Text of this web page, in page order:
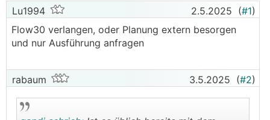
Lu1994 2.5.2025 (#1)
Flow30 verlangen, oder Planung extern besorgen
und nur Ausführung anfragen
rabaum 3.5.2025 (#2)